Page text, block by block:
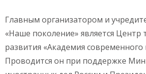
Главным организатором и
«Наше поколение» является Центр
развития «Академия современного
Проводится он при поддержке